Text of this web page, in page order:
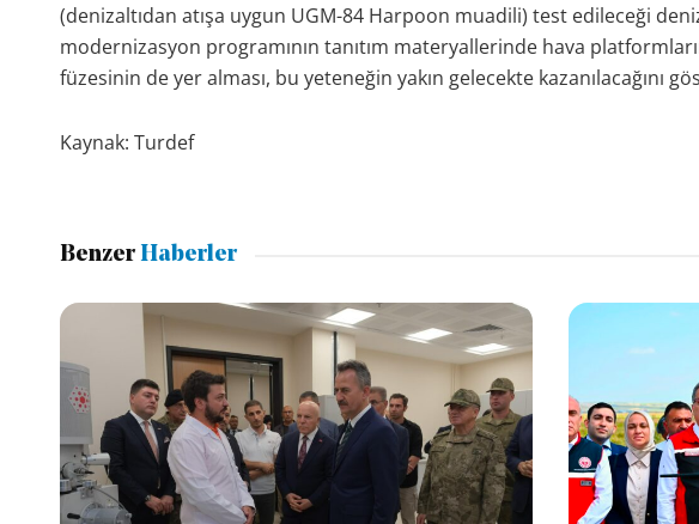
(denizaltıdan atışa uygun UGM-84 Harpoon muadili) test edileceği
modernizasyon programının tanıtım materyallerinde hava
füzesinin de yer alması, bu yeteneğin yakın gelecekte kazanılacağını
Kaynak: Turdef
BenzerHaberler